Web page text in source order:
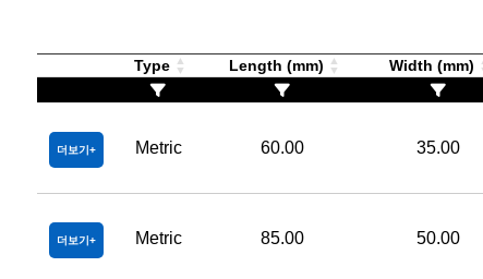
Type Length (mm) Width (mm)
더보기 Metric 60.00 35.00
더보기 Metric 85.00 50.00